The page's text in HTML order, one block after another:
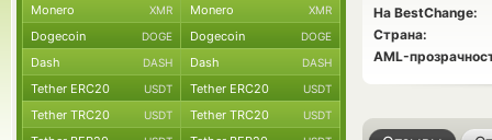
На BestChange:
Страна:
AML-
Monero XMR Monero XMR
Dogecoin DOGE Dogecoin DOGE
Dash DASH Dash DASH
Tether ERC20 USDT Tether ERC20 USDT
Tether TRC20 USDT Tether TRC20 USDT